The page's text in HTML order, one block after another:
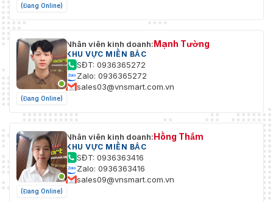
(Đang Online)
(Đang Online)
Nhân viên kinh doanh:Mạnh Tường
KHU VỰC MIỀN BẮC
SĐT: 0936365272
Zalo: 0936365272
sales03@vnsmart.com.vn
(Đang Online)
Nhân viên kinh doanh:Hồng Thắm
KHU VỰC MIỀN BẮC
SĐT: 0936363416
Zalo: 0936363416
sales09@vnsmart.com.vn